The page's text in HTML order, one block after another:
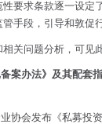
性要求条款逐一设
手段，引导和敦促
相关问题分析，可见
案办法》及其配套
协会发布《私募投